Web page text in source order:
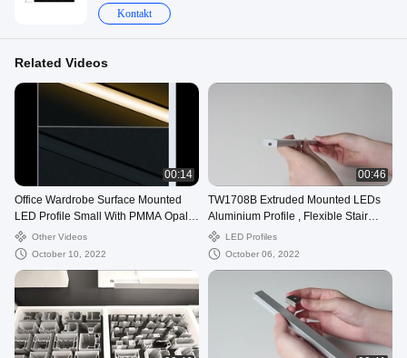
Kontakt
Related Videos
00:14
Office Wardrobe Surface Mounted
LED Profile Small With PMMA Opal
DiffuserOther Videos
October 10, 2022
00:46
TW1708B Extruded Mounted LEDs
Aluminium Profile , Flexible Stair
Profile With LED OEM
LED Profiles
October 06, 2022